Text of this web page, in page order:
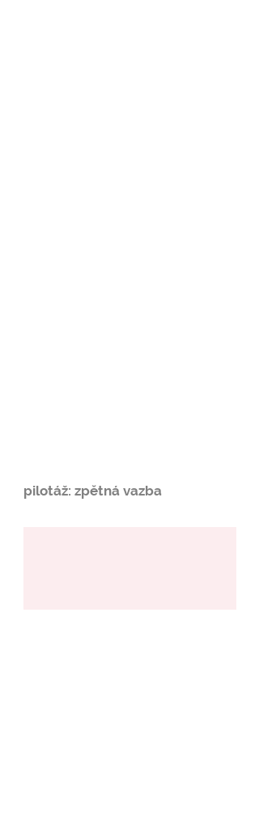
pilotáž: zpětná vazba